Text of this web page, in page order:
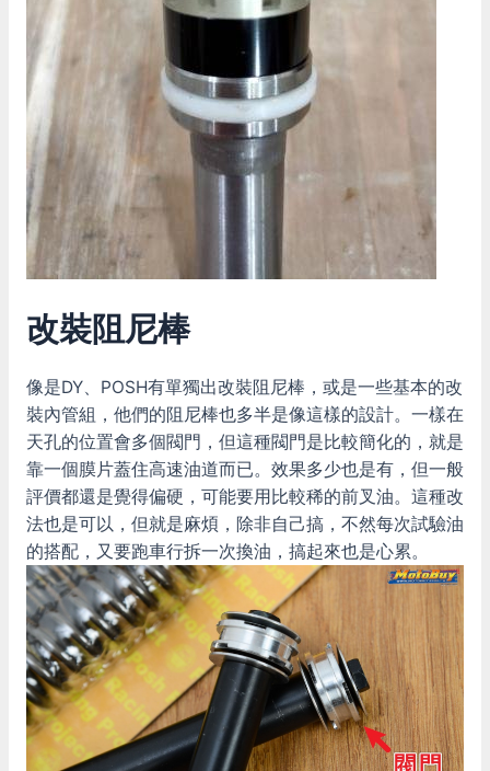
改裝阻尼棒
像是DY、POSH有單獨出改裝阻尼棒，或是一些基本的改
裝內管組，他們的阻尼棒也多半是像這樣的設計。一樣在
天孔的位置會多個閥門，但這種閥門是比較簡化的，就是
靠一個膜片蓋住高速油道而已。效果多少也是有，但一般
評價都還是覺得偏硬，可能要用比較稀的前叉油。這種改
法也是可以，但就是麻煩，除非自己搞，不然每次試驗油
的搭配，又要跑車行拆一次換油，搞起來也是心累。